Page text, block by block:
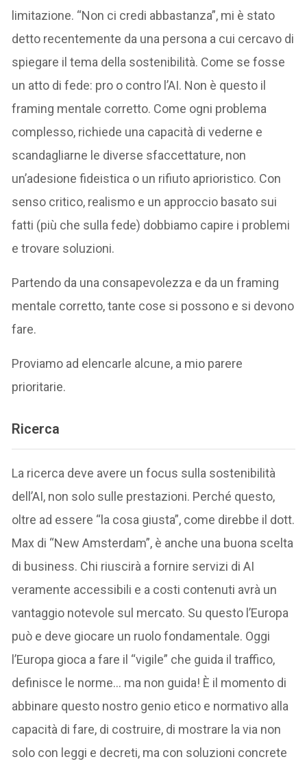
limitazione. “Non ci credi abbastanza”, mi è stato
detto recentemente da una persona a cui cercavo di
spiegare il tema della sostenibilità. Come se fosse
un atto di fede: pro o contro l’AI. Non è questo il
framing mentale corretto. Come ogni problema
complesso, richiede una capacità di vederne e
scandagliarne le diverse sfaccettature, non
un’adesione fideistica o un rifiuto aprioristico. Con
senso critico, realismo e un approccio basato sui
fatti (più che sulla fede) dobbiamo capire i problemi
e trovare soluzioni.
Partendo da una consapevolezza e da un framing
mentale corretto, tante cose si possono e si devono
fare.
Proviamo ad elencarle alcune, a mio parere
prioritarie.
Ricerca
La ricerca deve avere un focus sulla sostenibilità
dell’AI, non solo sulle prestazioni. Perché questo,
oltre ad essere “la cosa giusta”, come direbbe il dott.
Max di “New Amsterdam”, è anche una buona scelta
di business. Chi riuscirà a fornire servizi di AI
veramente accessibili e a costi contenuti avrà un
vantaggio notevole sul mercato. Su questo l’Europa
può e deve giocare un ruolo fondamentale. Oggi
l’Europa gioca a fare il “vigile” che guida il traffico,
definisce le norme… ma non guida! È il momento di
abbinare questo nostro genio etico e normativo alla
capacità di fare, di costruire, di mostrare la via non
solo con leggi e decreti, ma con soluzioni concrete